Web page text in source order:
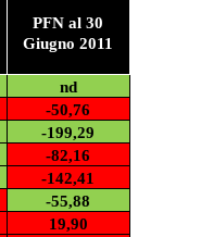
PFN al 30
Giugno 2011
nd
-50,76
-199,29
-82,16
-142,41
-55,88
19,90